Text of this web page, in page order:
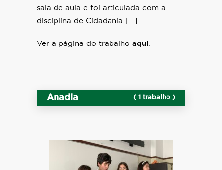
sala de aula e foi articulada com a
disciplina de Cidadania […]
Ver a página do trabalho aqui.
Anadia ( 1 trabalho )